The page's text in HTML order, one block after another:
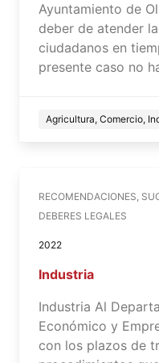
Ayuntamiento de
deber de atender
ciudadanos en
presente caso no
Agricultura, Comercio,
RECOMENDACIONES,
DEBERES LEGALES
2022
Industria
Industria Al
Económico y
con los plazos de